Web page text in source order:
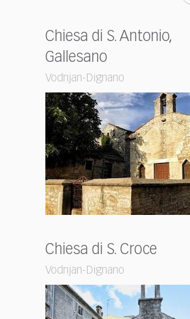
Chiesa di S. Antonio,
Gallesano
Vodnjan-Dignano
Chiesa di S. Croce
Vodnjan-Dignano